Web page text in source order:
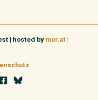
| hosted by mur.at|